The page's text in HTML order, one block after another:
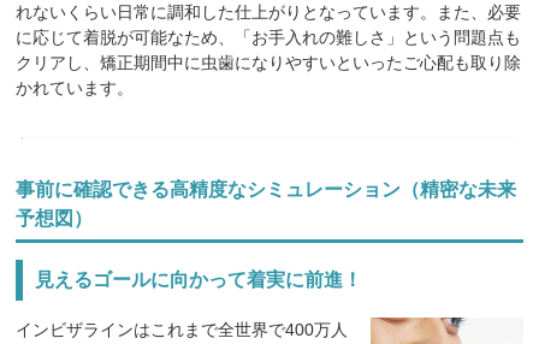
れないくらい日常に調和した仕上がりとなっています。また、必要
に応じて着脱が可能なため、「お手入れの難しさ」という問題点も
クリアし、矯正期間中に虫歯になりやすいといったご心配も取り除
かれています。
事前に確認できる高精度なシミュレーション（精密な未来
予想図）
見えるゴールに向かって着実に前進！
インビザラインはこれまで全世界で400万人